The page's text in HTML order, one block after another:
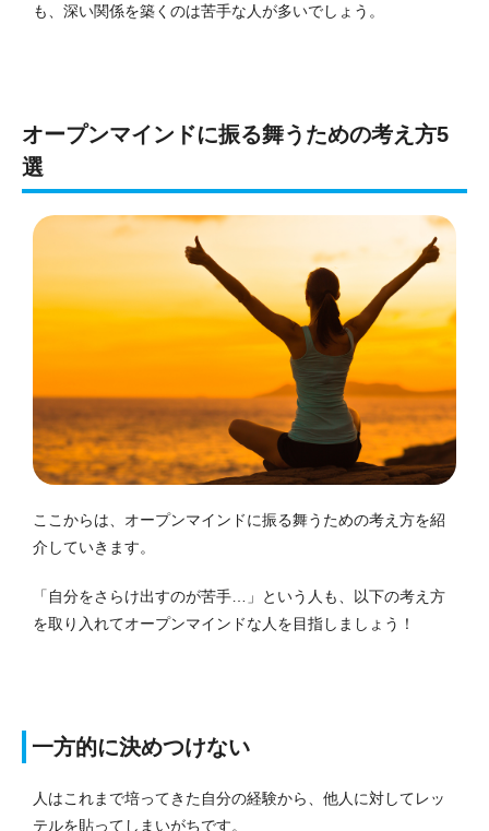
も、深い関係を築くのは苦手な人が多いでしょう。
オープンマインドに振る舞うための考え方5
選
ここからは、オープンマインドに振る舞うための考え方を紹
介していきます。
「自分をさらけ出すのが苦手…」という人も、以下の考え方
を取り入れてオープンマインドな人を目指しましょう！
一方的に決めつけない
人はこれまで培ってきた自分の経験から、他人に対してレッ
テルを貼ってしまいがちです。